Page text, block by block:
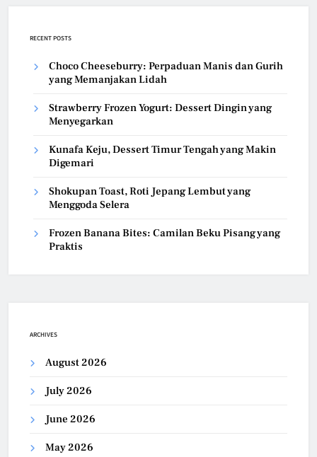
RECENT POSTS
Choco Cheeseburry: Perpaduan Manis dan Gurih
yang Memanjakan Lidah
Strawberry Frozen Yogurt: Dessert Dingin yang
Menyegarkan
Kunafa Keju, Dessert Timur Tengah yang Makin
Digemari
Shokupan Toast, Roti Jepang Lembut yang
Menggoda Selera
Frozen Banana Bites: Camilan Beku Pisang yang
Praktis
ARCHIVES
August 2026
July 2026
June 2026
May 2026